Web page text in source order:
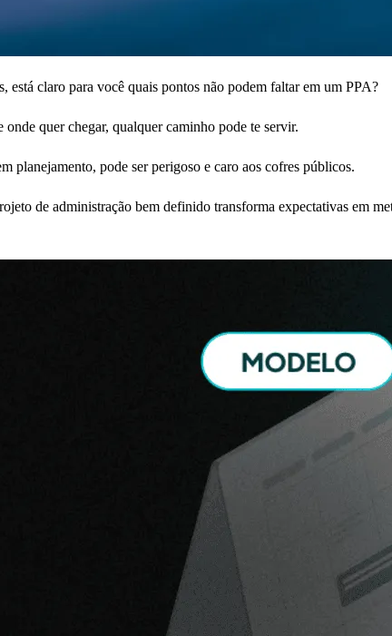
claro para você quais pontos não podem faltar em um PPA?
quer chegar, qualquer caminho pode te servir.
planejamento, pode ser perigoso e caro aos cofres públicos.
de administração bem definido transforma expectativas em